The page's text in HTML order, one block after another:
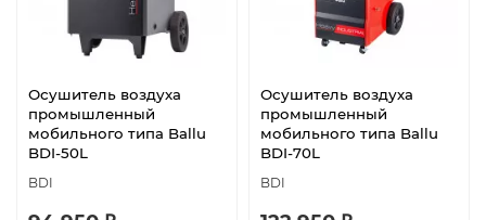
Осушитель воздуха
промышленный
мобильного типа Ballu
BDI-50L
BDI
Осушитель воздуха
промышленный
мобильного типа Ballu
BDI-70L
BDI